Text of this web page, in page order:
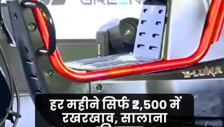
हर महीने सिर्फ ₹2,500 में
रखरखाव, सालाना